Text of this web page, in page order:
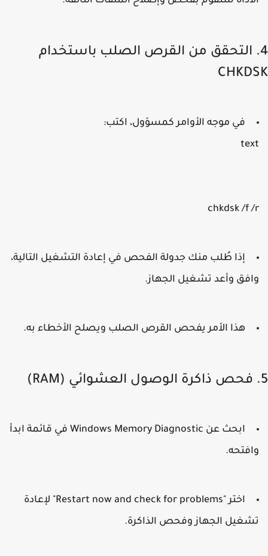
التحقق من القرص الصلب باستخدام
في موجه الأوامر كمسؤول، اكتب:
chkdsk /f /
إذا طُلب منك جدولة الفحص في إعادة التشغيل التالية،
وأعد تشغيل الجهاز.
هذا الأمر يفحص القرص الصلب ويصلح الأخطاء به.
ابحث عنWindows Memory Diagnosticفي قائمة ابدأ
اختر "Restart now and check for problems" لإعادة
الجهاز وفحص الذاكرة.